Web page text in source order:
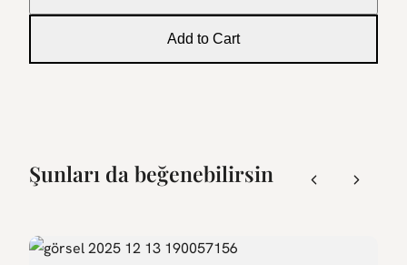
Add to Cart
Şunları da beğenebilirsin
PreviousNext